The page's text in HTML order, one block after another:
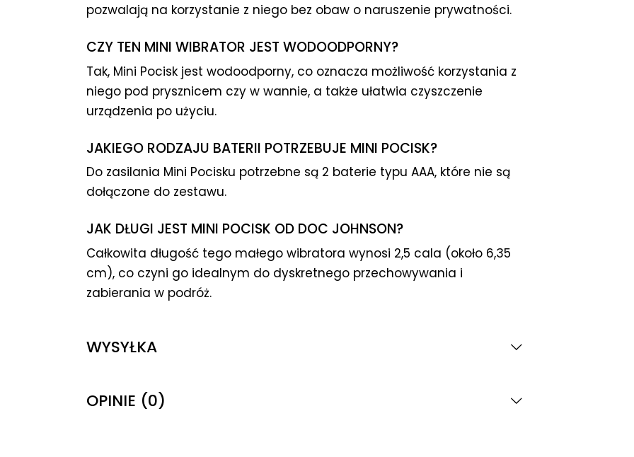
pozwalają na korzystanie z niego bez obaw o naruszenie prywatności.
CZY TEN MINI WIBRATOR JEST WODOODPORNY?
Tak, Mini Pocisk jest wodoodporny, co oznacza możliwość korzystania z
niego pod prysznicem czy w wannie, a także ułatwia czyszczenie
urządzenia po użyciu.
JAKIEGO RODZAJU BATERII POTRZEBUJE MINI POCISK?
Do zasilania Mini Pocisku potrzebne są 2 baterie typu AAA, które nie są
dołączone do zestawu.
JAK DŁUGI JEST MINI POCISK OD DOC JOHNSON?
Całkowita długość tego małego wibratora wynosi 2,5 cala (około 6,35
cm), co czyni go idealnym do dyskretnego przechowywania i
zabierania w podróż.
WYSYŁKA
OPINIE (0)